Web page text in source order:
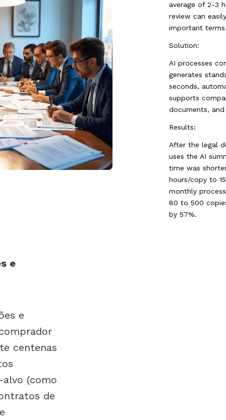
average of 2-3
review can
important
Solution:
AI processes
generates
seconds,
supports
documents,
Results:
After the legal
uses the AI
time was
hours/copy to
monthly
80 to 500
by 57%.
e
e
centenas
(como
de